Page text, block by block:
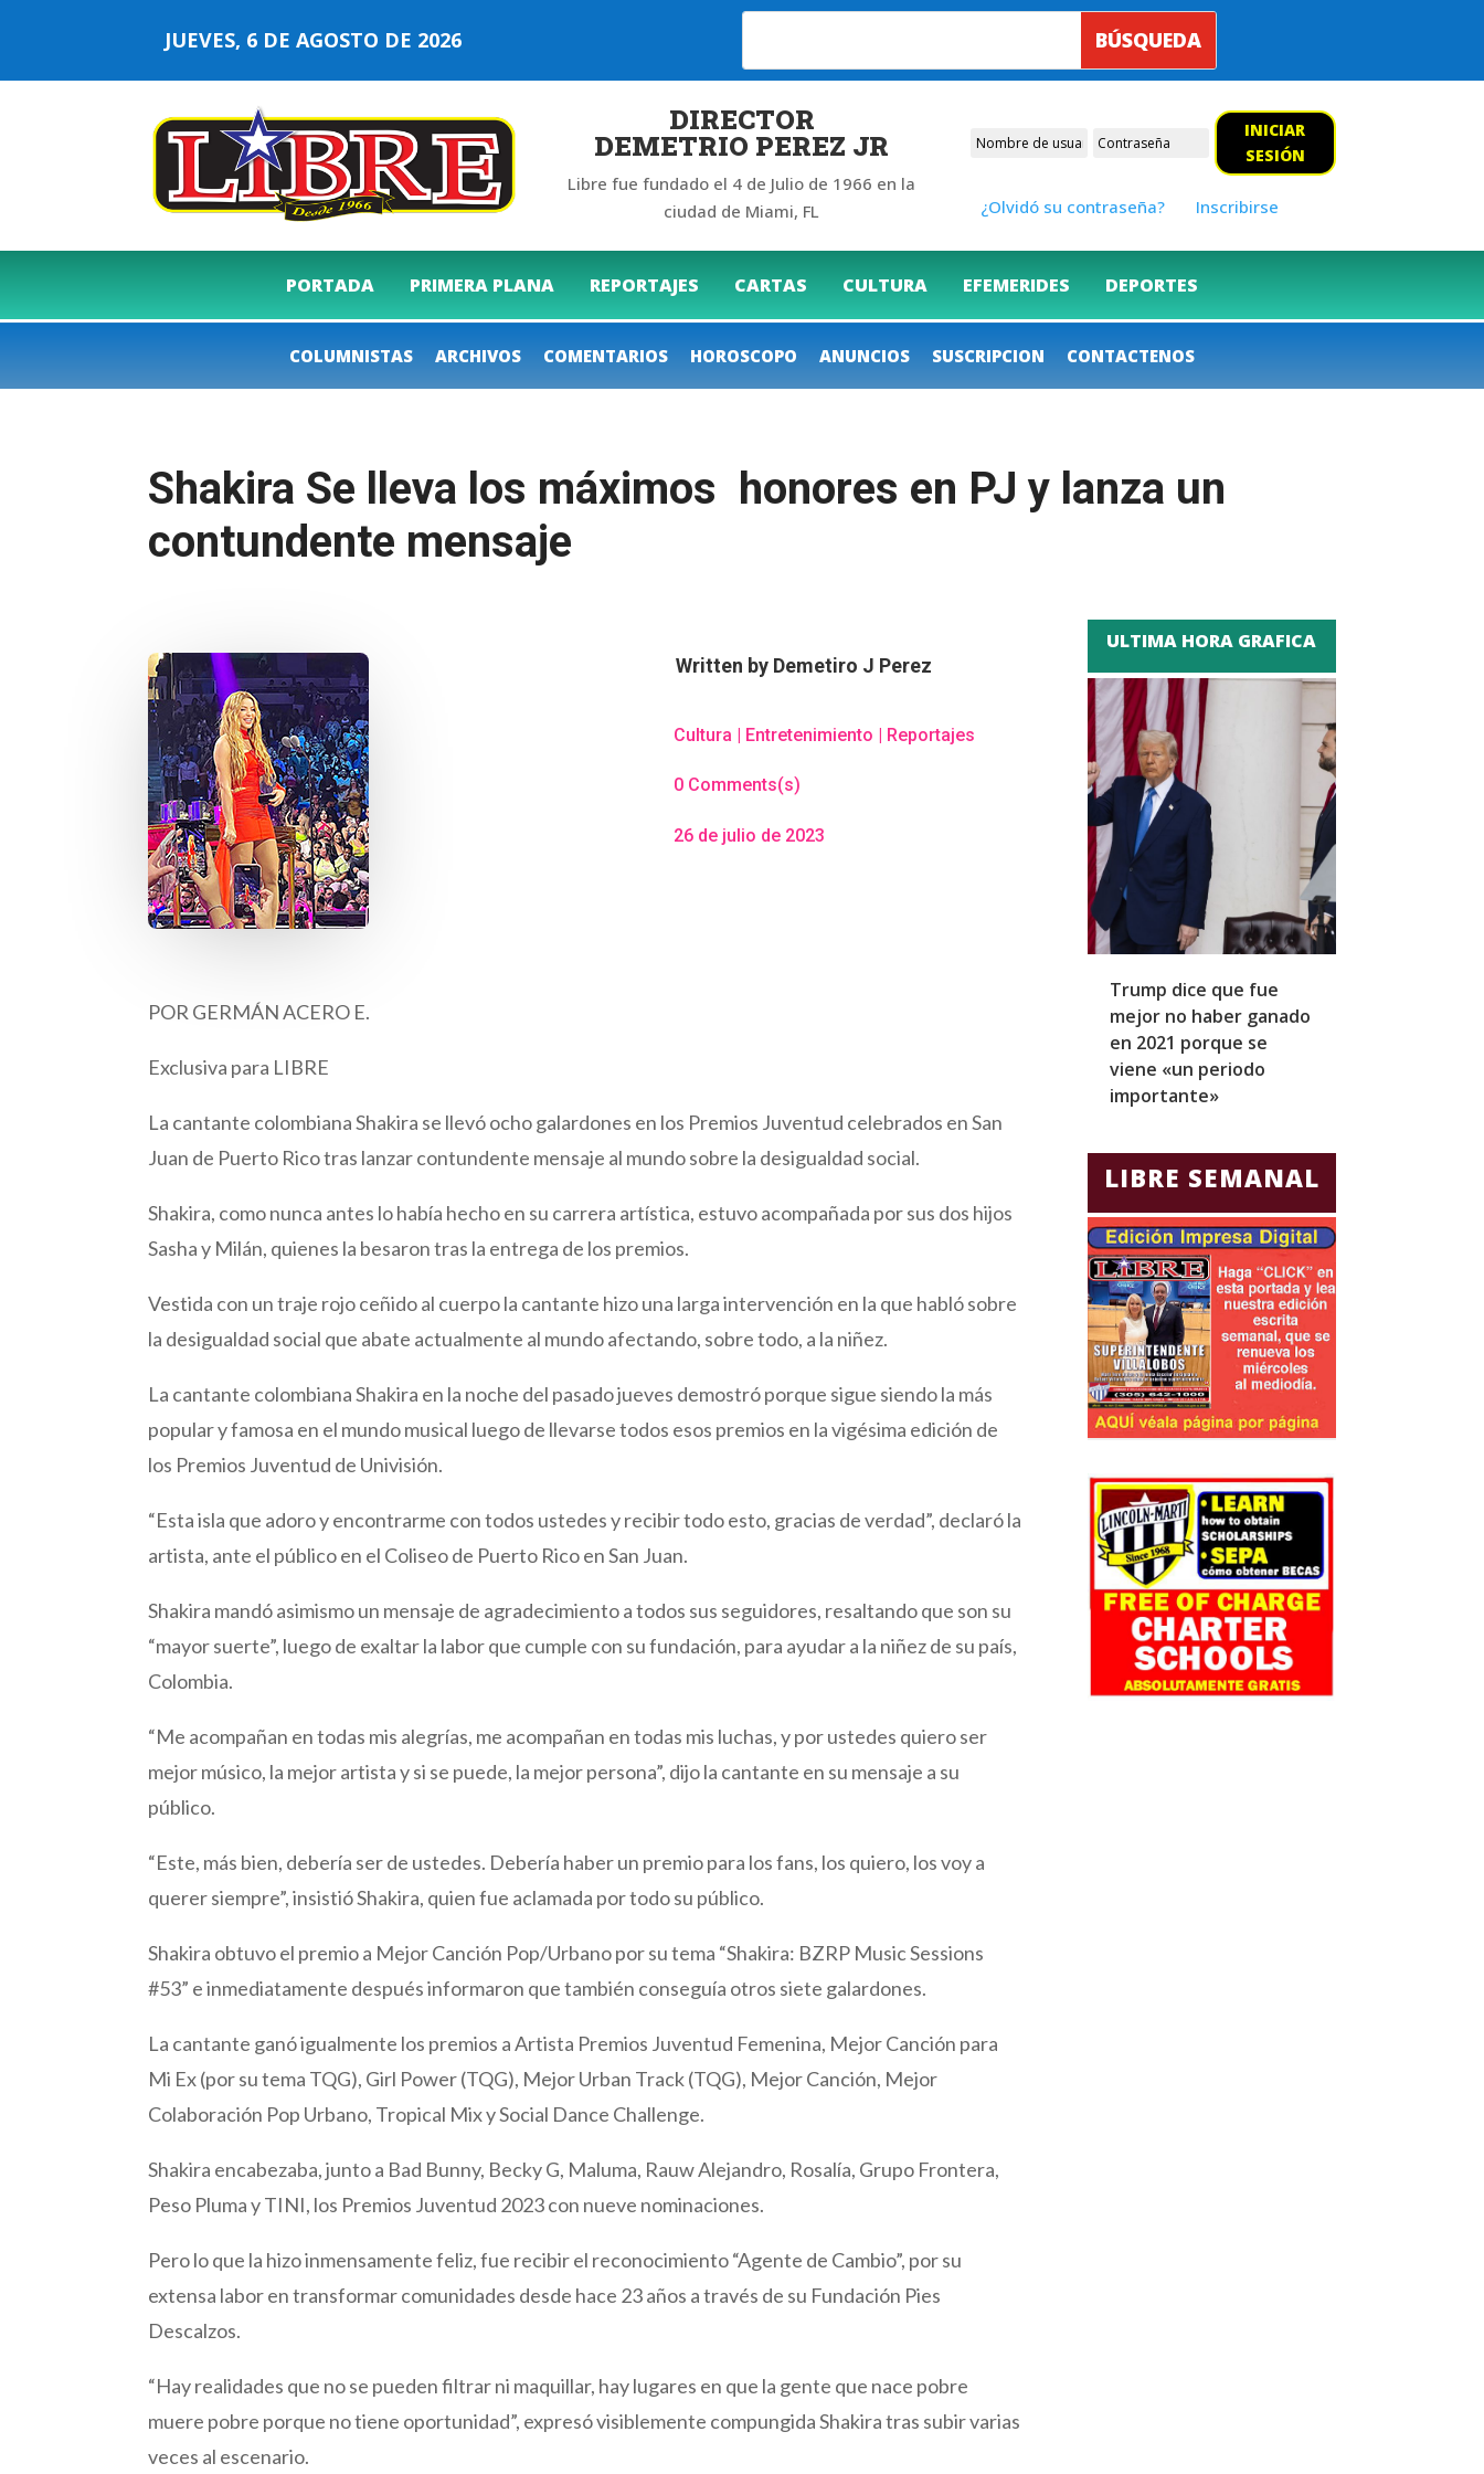
JUEVES, 6 DE AGOSTO DE 2026
DIRECTOR
DEMETRIO PEREZ JR
Libre fue fundado el 4 de Julio de 1966 en la
ciudad de Miami, FL
INICIAR
SESIÓN
¿Olvidó su contraseña? Inscribirse
PORTADA PRIMERA PLANA REPORTAJES CARTAS CULTURA EFEMERIDES DEPORTES
COLUMNISTAS ARCHIVOS COMENTARIOS HOROSCOPO ANUNCIOS SUSCRIPCION CONTACTENOS
Shakira Se lleva los máximos honores en PJ y lanza un
contundente mensaje
Written by Demetiro J Perez
Cultura | Entretenimiento | Reportajes
0 Comments(s)
26 de julio de 2023
POR GERMÁN ACERO E.
Exclusiva para LIBRE
La cantante colombiana Shakira se llevó ocho galardones en los Premios Juventud celebrados en San
Juan de Puerto Rico tras lanzar contundente mensaje al mundo sobre la desigualdad social.
Shakira, como nunca antes lo había hecho en su carrera artística, estuvo acompañada por sus dos hijos
Sasha y Milán, quienes la besaron tras la entrega de los premios.
Vestida con un traje rojo ceñido al cuerpo la cantante hizo una larga intervención en la que habló sobre
la desigualdad social que abate actualmente al mundo afectando, sobre todo, a la niñez.
La cantante colombiana Shakira en la noche del pasado jueves demostró porque sigue siendo la más
popular y famosa en el mundo musical luego de llevarse todos esos premios en la vigésima edición de
los Premios Juventud de Univisión.
“Esta isla que adoro y encontrarme con todos ustedes y recibir todo esto, gracias de verdad”, declaró la
artista, ante el público en el Coliseo de Puerto Rico en San Juan.
Shakira mandó asimismo un mensaje de agradecimiento a todos sus seguidores, resaltando que son su
“mayor suerte”, luego de exaltar la labor que cumple con su fundación, para ayudar a la niñez de su país,
Colombia.
“Me acompañan en todas mis alegrías, me acompañan en todas mis luchas, y por ustedes quiero ser
mejor músico, la mejor artista y si se puede, la mejor persona”, dijo la cantante en su mensaje a su
público.
“Este, más bien, debería ser de ustedes. Debería haber un premio para los fans, los quiero, los voy a
querer siempre”, insistió Shakira, quien fue aclamada por todo su público.
Shakira obtuvo el premio a Mejor Canción Pop/Urbano por su tema “Shakira: BZRP Music Sessions
#53” e inmediatamente después informaron que también conseguía otros siete galardones.
La cantante ganó igualmente los premios a Artista Premios Juventud Femenina, Mejor Canción para
Mi Ex (por su tema TQG), Girl Power (TQG), Mejor Urban Track (TQG), Mejor Canción, Mejor
Colaboración Pop Urbano, Tropical Mix y Social Dance Challenge.
Shakira encabezaba, junto a Bad Bunny, Becky G, Maluma, Rauw Alejandro, Rosalía, Grupo Frontera,
Peso Pluma y TINI, los Premios Juventud 2023 con nueve nominaciones.
Pero lo que la hizo inmensamente feliz, fue recibir el reconocimiento “Agente de Cambio”, por su
extensa labor en transformar comunidades desde hace 23 años a través de su Fundación Pies
Descalzos.
“Hay realidades que no se pueden filtrar ni maquillar, hay lugares en que la gente que nace pobre
muere pobre porque no tiene oportunidad”, expresó visiblemente compungida Shakira tras subir varias
veces al escenario.
ULTIMA HORA GRAFICA
Trump dice que fue
mejor no haber ganado
en 2021 porque se
viene «un periodo
importante»
LIBRE SEMANAL